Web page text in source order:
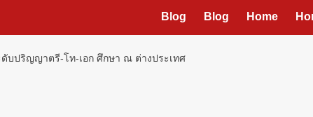
Blog Blog Home
บปริญญาตรี-โท-เอก ศึกษา ณ ต่างประเทศ